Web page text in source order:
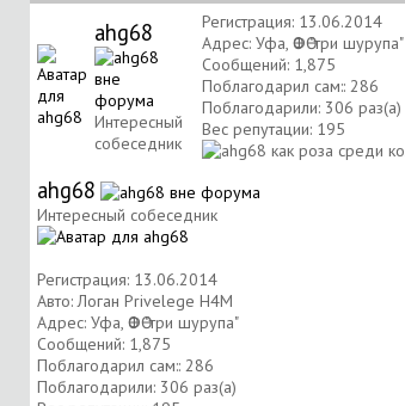
ahg68
Интересный
собеседник
Регистрация: 13.06.2014
Адрес: Уфа, ӨФӨ "три шурупа"
Сообщений: 1,875
Поблагодарил сам:: 286
Поблагодарили: 306 раз(а)
Вес репутации: 195
ahg68
Интересный собеседник
Регистрация: 13.06.2014
Авто: Логан Privelege H4M
Адрес: Уфа, ӨФӨ "три шурупа"
Сообщений: 1,875
Поблагодарил сам:: 286
Поблагодарили: 306 раз(а)